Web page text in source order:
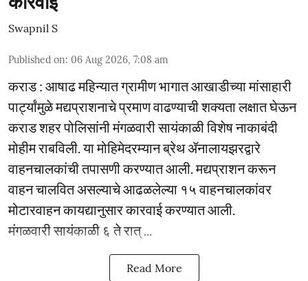
Swapnil S
Published on: 06 Aug 2026, 7:08 am
कराड : आषाढ महिन्यात ग्रामीण भागात आखाडीच्या मांसाहारी
पार्ट्यांमुळे मद्यप्राशनाचे प्रमाण वाढण्याची शक्यता लक्षात घेऊन
कराड शहर पोलिसांनी मंगळवारी सायंकाळी विशेष नाकाबंदी
मोहीम राबविली. या मोहिमेदरम्यान ब्रेथ ॲनालायझरद्वारे
वाहनचालकांची तपासणी करण्यात आली. मद्यप्राशन करून
वाहन चालवित असल्याचे आढळलेल्या १५ वाहनचालकांवर
मोटारवाहन कायद्यानुसार कारवाई करण्यात आली.
मंगळवारी सायंकाळी ६ ते रात् ...
Read More